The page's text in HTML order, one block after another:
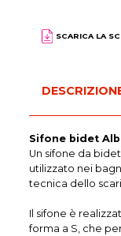
SCARICA LA
Sifone bidet
Un sifone da
utilizzato nei
tecnica dello
Il sifone è
forma a S, che